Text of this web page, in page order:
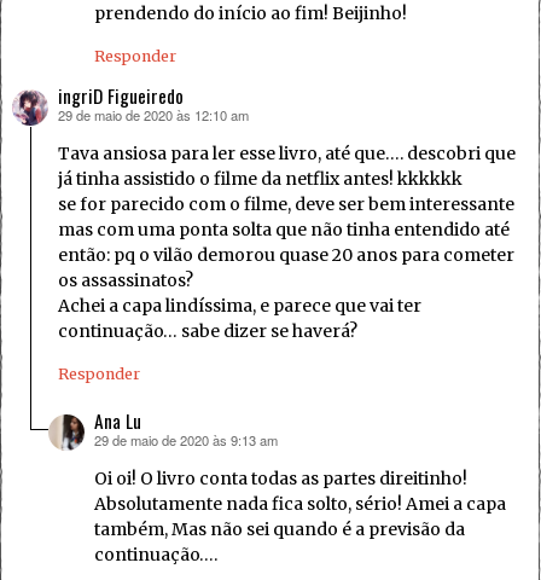
prendendo do início ao fim! Beijinho!
Responder
ingriD Figueiredo
disse:
29 de maio de 2020 às 12:10 am
Tava ansiosa para ler esse livro, até que…. descobri que
já tinha assistido o filme da netflix antes! kkkkkk
se for parecido com o filme, deve ser bem interessante
mas com uma ponta solta que não tinha entendido até
então: pq o vilão demorou quase 20 anos para cometer
os assassinatos?
Achei a capa lindíssima, e parece que vai ter
continuação… sabe dizer se haverá?
Responder
Ana Lu
disse:
29 de maio de 2020 às 9:13 am
Oi oi! O livro conta todas as partes direitinho!
Absolutamente nada fica solto, sério! Amei a capa
também, Mas não sei quando é a previsão da
continuação….